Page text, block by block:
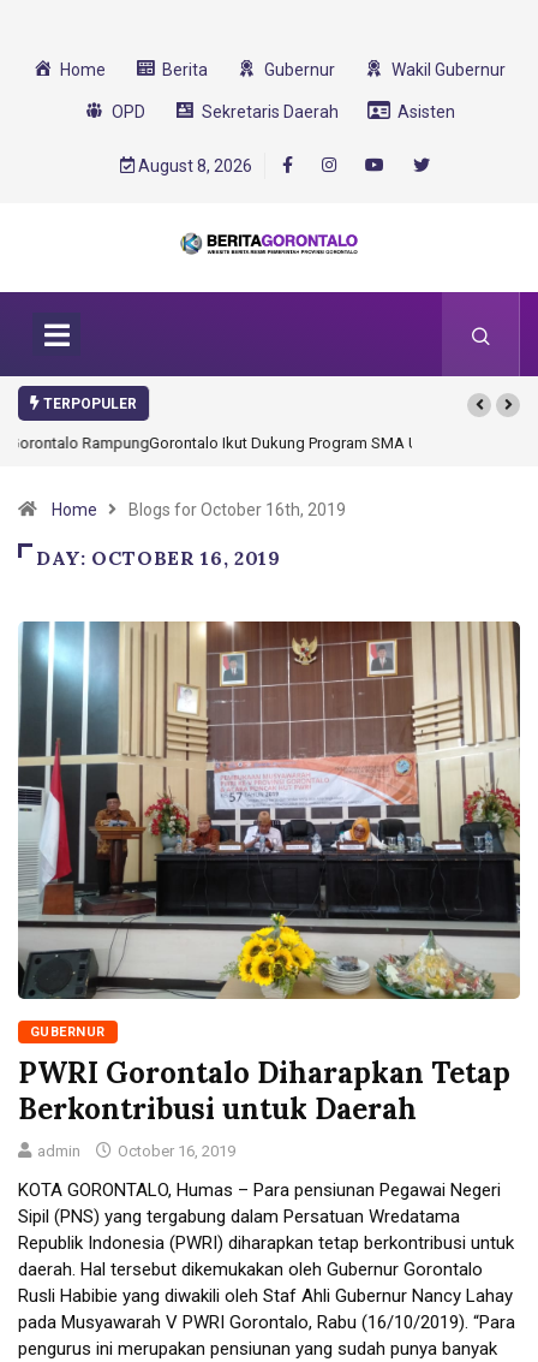
Home Berita Gubernur Wakil Gubernur
OPD Sekretaris Daerah Asisten
August 8, 2026
TERPOPULER
Gorontalo Ikut Dukung Program SMA Unggul Garuda Transformasi 2025
Home Blogs for October 16th, 2019
DAY: OCTOBER 16, 2019
GUBERNUR
PWRI Gorontalo Diharapkan Tetap
Berkontribusi untuk Daerah
admin October 16, 2019
KOTA GORONTALO, Humas – Para pensiunan Pegawai Negeri
Sipil (PNS) yang tergabung dalam Persatuan Wredatama
Republik Indonesia (PWRI) diharapkan tetap berkontribusi untuk
daerah. Hal tersebut dikemukakan oleh Gubernur Gorontalo
Rusli Habibie yang diwakili oleh Staf Ahli Gubernur Nancy Lahay
pada Musyawarah V PWRI Gorontalo, Rabu (16/10/2019). “Para
pengurus ini merupakan pensiunan yang sudah punya banyak